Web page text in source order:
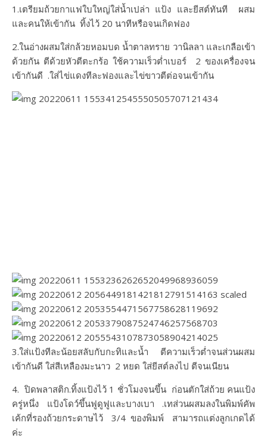
1.เตรียมถ้วยกาแฟใบใหญ่ใส่น้ำเปล่า แป้ง และยีสต์ทันที ผสม
และคนให้เข้ากัน ทิ้งไว้ 20 นาทีหรือจนเกิดฟอง
2.ในอ่างผสมใส่กล้วยหอมบด น้ำตาลทราย วานิลลา และเกลือเข้า
ด้วยกัน ตีด้วยหัวตีตะกร้อ ใช้ความเร็วต่ำเบอร์ 2 ของเครื่องจน
เข้ากันดี .ใส่ไข่แดงทีละฟองและไข่ขาวตีต่อจนเข้ากัน
3.ใส่แป้งทีละน้อยสลับกับกะทิและน้ำ ตีความเร็วต่ำจนส่วนผสม
เข้ากันดี ใส่สีเหลืองมะนาว 2 หยด ใส่ยีสต์ลงไป ตีจนเนียน
4. ปิดพลาสติก.ทิ้งแป้งไว้ 1 ชั่วโมงจนขึ้น ก่อนตักใส่ถ้วย คนแป้ง
ครู่หนึ่ง แป้งโดว์ขึ้นฟูดูฟูและบางเบา .เทส่วนผสมลงในพิมพ์คัพ
เค้กที่รองถ้วยกระดาษไว้ 3/4 ของพิมพ์ สามารถแต่งลูกเกดได้
ค่ะ